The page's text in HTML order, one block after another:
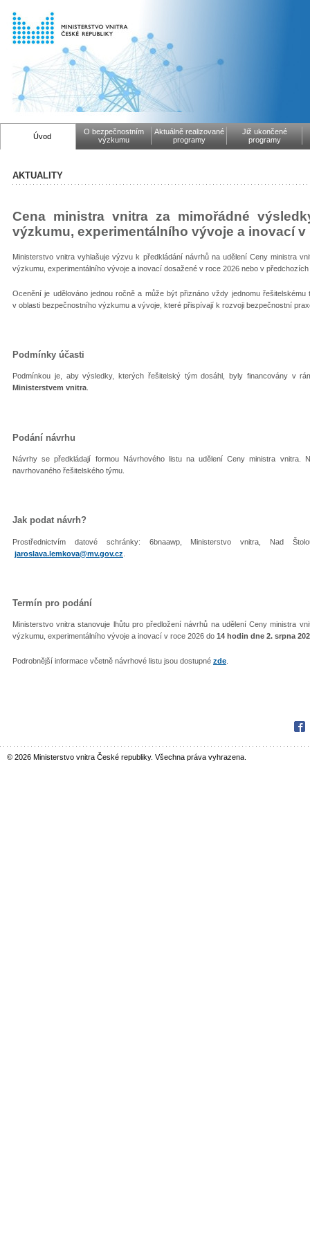
Úvod
O bezpečnostním
výzkumu
Aktuálně realizované
programy
Již ukončené
programy
AKTUALITY
Cena ministra vnitra za mimořádné
výzkumu, experimentálního vývoje a inovací v
Ministerstvo vnitra vyhlašuje výzvu k předkládání návrhů na udělení Ceny ministra
výzkumu, experimentálního vývoje a inovací dosažené v roce 2026 nebo v
Ocenění je udělováno jednou ročně a může být přiznáno vždy jednomu
v oblasti bezpečnostního výzkumu a vývoje, které přispívají k rozvoji bezpečnostní
Podmínky účasti
Podmínkou je, aby výsledky, kterých řešitelský tým dosáhl, byly financovány v
Ministerstvem vnitra
Podání návrhu
Návrhy se předkládají formou Návrhového listu na udělení Ceny ministra vnitra.
navrhovaného řešitelského týmu.
Jak podat návrh?
Prostřednictvím datové schránky: 6bnaawp, Ministerstvo vnitra, Nad
jaroslava.lemkova@mv.gov.cz
Termín pro podání
Ministerstvo vnitra stanovuje lhůtu pro předložení návrhů na udělení Ceny ministra
výzkumu, experimentálního vývoje a inovací v roce 2026 do 14 hodin dne 2. srpna
Podrobnější informace včetně návrhové listu jsou dostupné zde
© 2026 Ministerstvo vnitra České republiky. Všechna práva vyhrazena.